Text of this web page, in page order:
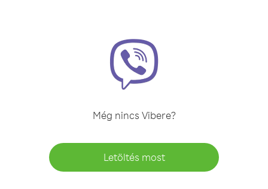
Még nincs Vibere?
Letöltés most